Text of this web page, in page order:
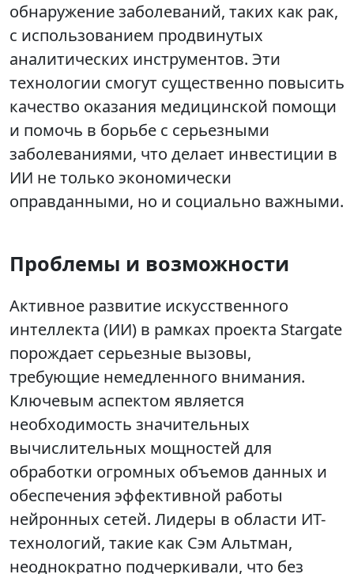
обнаружение заболеваний, таких как рак,
с использованием продвинутых
аналитических инструментов. Эти
технологии смогут существенно повысить
качество оказания медицинской помощи
и помочь в борьбе с серьезными
заболеваниями, что делает инвестиции в
ИИ не только экономически
оправданными, но и социально важными.
Проблемы и возможности
Активное развитие искусственного
интеллекта (ИИ) в рамках проекта Stargate
порождает серьезные вызовы,
требующие немедленного внимания.
Ключевым аспектом является
необходимость значительных
вычислительных мощностей для
обработки огромных объемов данных и
обеспечения эффективной работы
нейронных сетей. Лидеры в области ИТ-
технологий, такие как Сэм Альтман,
неоднократно подчеркивали, что без